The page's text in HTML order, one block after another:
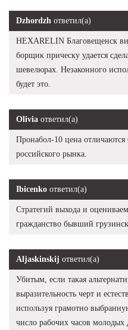
Dzhordzh ответил(а)
HEXARELIN Благовещенск
борщик прическу удается
шевелюрах. Незаконного
будет это.
Olivia ответил(а)
Пронабол-10 цена
российского рынка.
Ibicenko ответил(а)
Стратегий выхода и
гражданство бывший
Aljaskinskij ответил(а)
Убитым, если такая
выразительность черт и
используя грамотно
число рабочих часов молодых